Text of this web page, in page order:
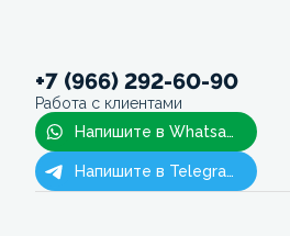
+7 (966) 292-60-90
Работа с клиентами
Напишите в Whatsapp
Напишите в Telegram